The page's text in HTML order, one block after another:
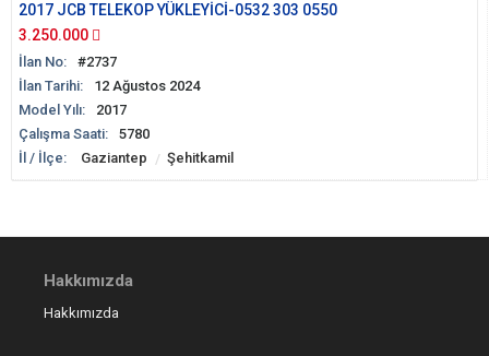
2017 JCB TELEKOP YÜKLEYİCİ-0532 303 0550
3.250.000
İlan No:
#2737
İlan Tarihi:
12 Ağustos 2024
Model Yılı:
2017
Çalışma Saati:
5780
İl / İlçe:
Gaziantep Şehitkamil
Hakkımızda
Hakkımızda